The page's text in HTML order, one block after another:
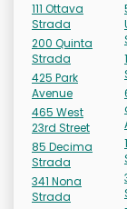
111 Ottava
Strada
200 Quinta
Strada
425 Park
Avenue
465 West
23rd Street
85 Decima
Strada
341 Nona
Strada